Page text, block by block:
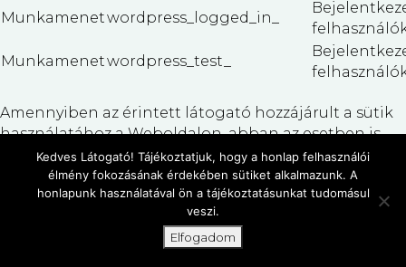
Munkamenetwordpress_logged_in_
Munkamenetwordpress_test_
Amennyiben az érintett látogató hozzájárult a sütik
használatához a Weboldalon, abban az esetben is
van lehetősége arra, hogy a sütik beállításait
módosítsa, ill. a sütiket az eszközéről törölje. A webes
böngészők lehetővé teszik a süti beállítások
módosítását vagy a sütik törlését.
EMAIL IDŐJÁRÁS
Kedves Látogató! Tájékoztatjuk, hogy a honlap felhasználói
élmény fokozásának érdekében sütiket alkalmazunk. A
honlapunk használatával ön a tájékoztatásunkat tudomásul
veszi.
Elfogadom